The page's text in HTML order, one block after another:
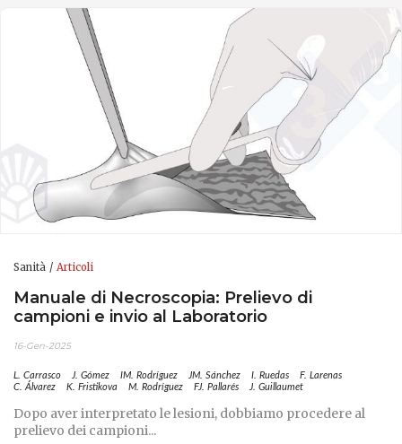
Sanità Articoli
Manuale di Necroscopia: Prelievo di
campioni e invio al Laboratorio
16-Gen-2025
L. Carrasco J. Gómez IM. Rodríguez JM. Sánchez I. Ruedas
F. Larenas
C. Álvarez
K. Fristikova M. Rodríguez FJ. Pallarés J. Guillaumet
Dopo aver interpretato le lesioni, dobbiamo procedere al
prelievo dei campioni...